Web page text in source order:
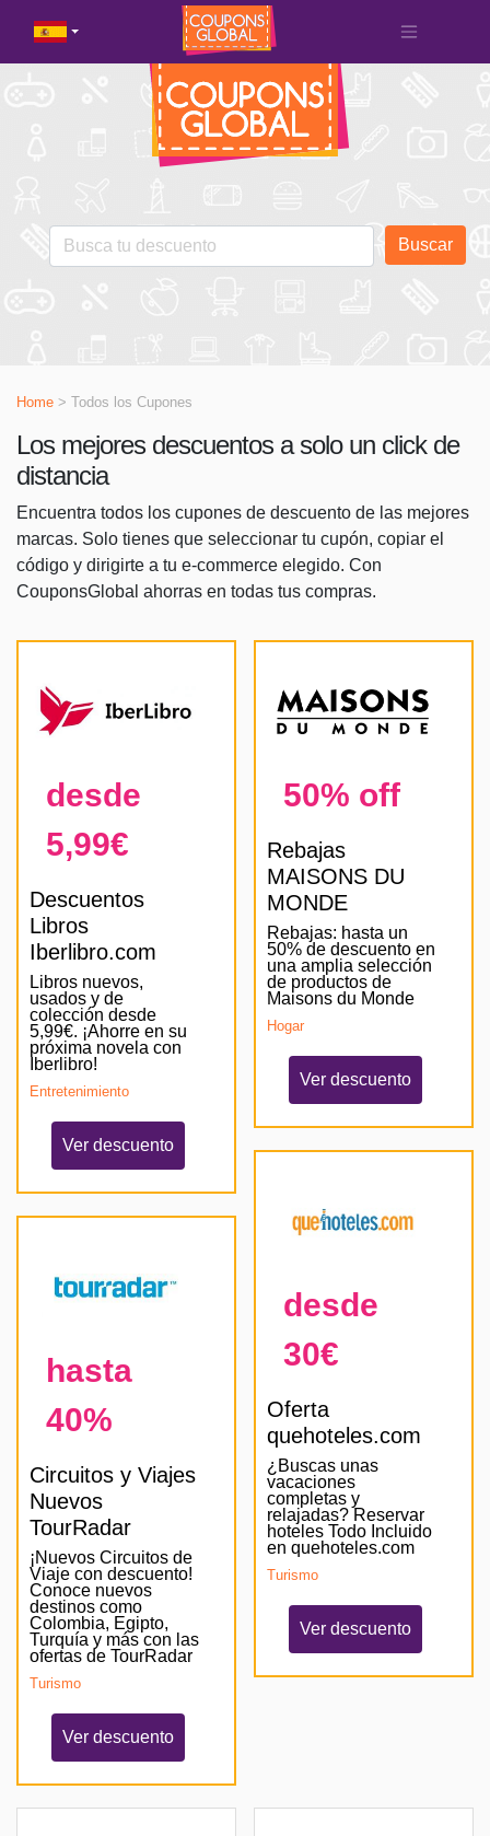
Buscar
Home > Todos los Cupones
Los mejores descuentos a solo un click de
distancia
Encuentra todos los cupones de descuento de las mejores
marcas. Solo tienes que seleccionar tu cupón, copiar el
código y dirigirte a tu e-commerce elegido. Con
CouponsGlobal ahorras en todas tus compras.
desde
5,99€
Descuentos
Libros
Iberlibro.com
Libros nuevos,
usados y de
colección desde
5,99€. ¡Ahorre en su
próxima novela con
Iberlibro!
Entretenimiento
Ver descuento
hasta
40%
Circuitos y Viajes
Nuevos
TourRadar
¡Nuevos Circuitos de
Viaje con descuento!
Conoce nuevos
destinos como
Colombia, Egipto,
Turquía y más con las
ofertas de TourRadar
Turismo
Ver descuento
50% off
Rebajas
MAISONS DU
MONDE
Rebajas: hasta un
50% de descuento en
una amplia selección
de productos de
Maisons du Monde
Hogar
Ver descuento
desde
30€
Oferta
quehoteles.com
¿Buscas unas
vacaciones
completas y
relajadas? Reservar
hoteles Todo Incluido
en quehoteles.com
Turismo
Ver descuento